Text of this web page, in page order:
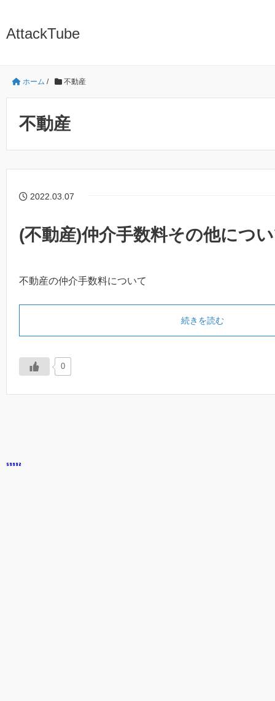
AttackTube
ホーム / 不動産
不動産
2022.03.07
(不動産)仲介手数料その他につ
不動産の仲介手数料について
続きを読む
0